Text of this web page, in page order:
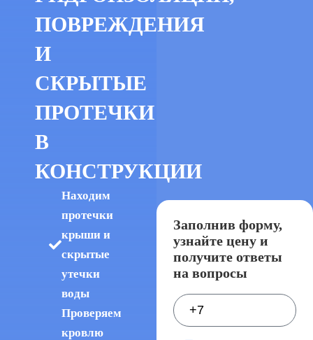
ПОВРЕЖДЕНИЯ
И
СКРЫТЫЕ
ПРОТЕЧКИ
В
КОНСТРУКЦИИ
Находим
протечки
крыши и
скрытые
утечки
воды
Проверяем
кровлю
Заполнив форму,
узнайте цену и
получите ответы
на вопросы